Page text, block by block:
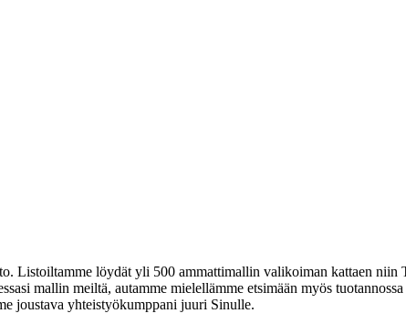
Listoiltamme löydät yli 500 ammattimallin valikoiman kattaen
mallin meiltä, autamme mielellämme etsimään myös
joustava yhteistyökumppani juuri Sinulle.